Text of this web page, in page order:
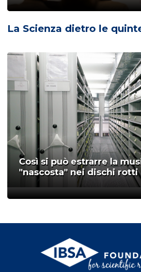
La Scienza dietro le
Così si può estrarre la
"nascosta" nei dischi rotti